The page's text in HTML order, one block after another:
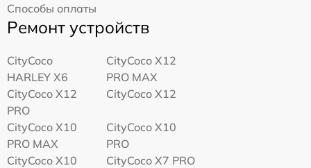
Способы оплаты
Ремонт устройств
CityCoco
HARLEY X6
CityCoco X12
PRO MAX
CityCoco X12
PRO
CityCoco X12
CityCoco X10
PRO MAX
CityCoco X10
PRO
CityCoco X10
CityCoco X7 PRO